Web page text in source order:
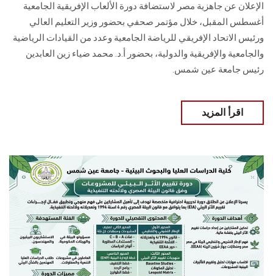
الزائـرون
سجل الان
الإعلان عن جاهزية مصر لاستضافة دورة الألعاب الإفريقية الجامعية
أغسطس المقبل، خلال مؤتمر صحفي بحضور وزير التعليم العالي
ورئيس الاتحاد الإفريقي للرياضة الجامعية وعدد من القيادات الرياضية
والجامعية والإفريقية والدولية، بحضور أ.د. محمد ضياء زين العابدين
رئيس جامعة عين شمس.
اقرأ المزيد